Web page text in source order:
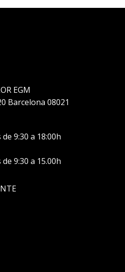
EGM
Barcelona 08021
9:30 a 18:00h
9:30 a 15.00h